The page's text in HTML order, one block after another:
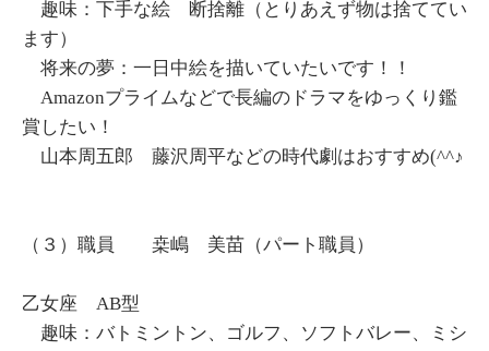
趣味：下手な絵 断捨離（とりあえず物は捨ててい
ます）
将来の夢：一日中絵を描いていたいです！！
Amazonプライムなどで長編のドラマをゆっくり鑑
賞したい！
山本周五郎 藤沢周平などの時代劇はおすすめ(^^♪
（３）職員 桒嶋 美苗（パート職員）
乙女座 AB型
趣味：バトミントン、ゴルフ、ソフトバレー、ミシ